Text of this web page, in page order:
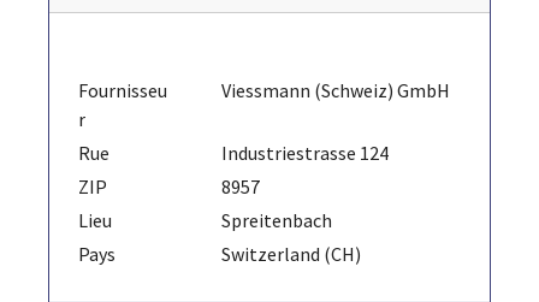
Fournisseu
r
Viessmann (Schweiz) GmbH
Rue
Industriestrasse 124
ZIP
8957
Lieu
Spreitenbach
Pays
Switzerland (CH)